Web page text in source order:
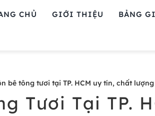
CHỦ GIỚI THIỆU BẢNG
bê tông tươi tại TP. HCM uy tín, chất
Tươi Tại TP.